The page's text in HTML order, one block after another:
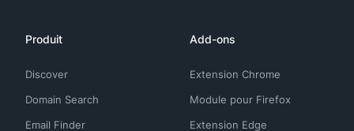
Produit
Discover
Domain Search
Email Finder
Add-ons
Extension Chrome
Module pour Firefox
Extension Edge